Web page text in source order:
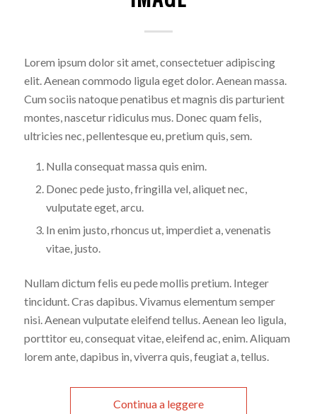
Lorem ipsum dolor sit amet, consectetuer adipiscing
elit. Aenean commodo ligula eget dolor. Aenean massa.
Cum sociis natoque penatibus et magnis dis parturient
montes, nascetur ridiculus mus. Donec quam felis,
ultricies nec, pellentesque eu, pretium quis, sem.
Nulla consequat massa quis enim.
Donec pede justo, fringilla vel, aliquet nec,
vulputate eget, arcu.
In enim justo, rhoncus ut, imperdiet a, venenatis
vitae, justo.
Nullam dictum felis eu pede mollis pretium. Integer
tincidunt. Cras dapibus. Vivamus elementum semper
nisi. Aenean vulputate eleifend tellus. Aenean leo ligula,
porttitor eu, consequat vitae, eleifend ac, enim. Aliquam
lorem ante, dapibus in, viverra quis, feugiat a, tellus.
Continua a leggere